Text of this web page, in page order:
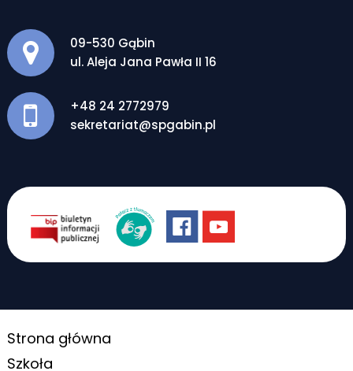
Adres pocztowy:
09-530 Gąbin
ul. Aleja Jana Pawła II 16
+48 24 2772979
sekretariat@spgabin.pl
Strona główna
Szkoła